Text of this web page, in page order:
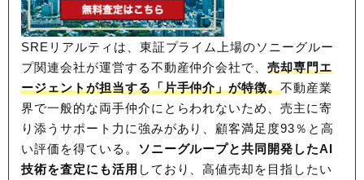
SREリアルティは、東証プライム上場のソニーグルー
プ関連会社が運営する不動産仲介会社で、売却専門エ
ージェントが担当する「片手仲介」が特徴。不動産業
界で一般的な両手仲介にとらわれないため、売主に寄
り添うサポート力に強みがあり、顧客満足度93％と高
い評価を得ている。 ソニーグループと共同開発したAI
技術を査定にも活用 しており、高値売却を目指したい